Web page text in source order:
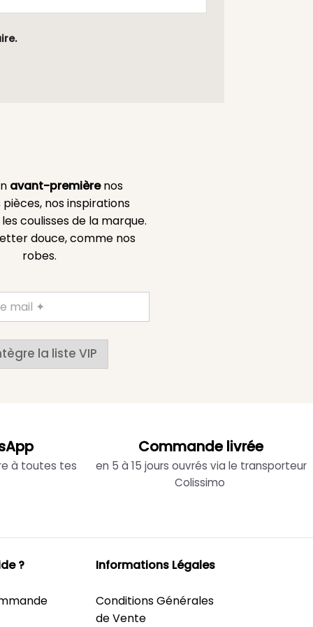
avant-premièrenos
pièces, nos inspirations
coulisses de la marque.
douce, comme nos
robes.
la liste VIP
à toutes tes
Commande livrée
en 5 à 15 jours ouvrés via le transporteur
Colissimo
? Informations Légales
Conditions Générales
de Vente